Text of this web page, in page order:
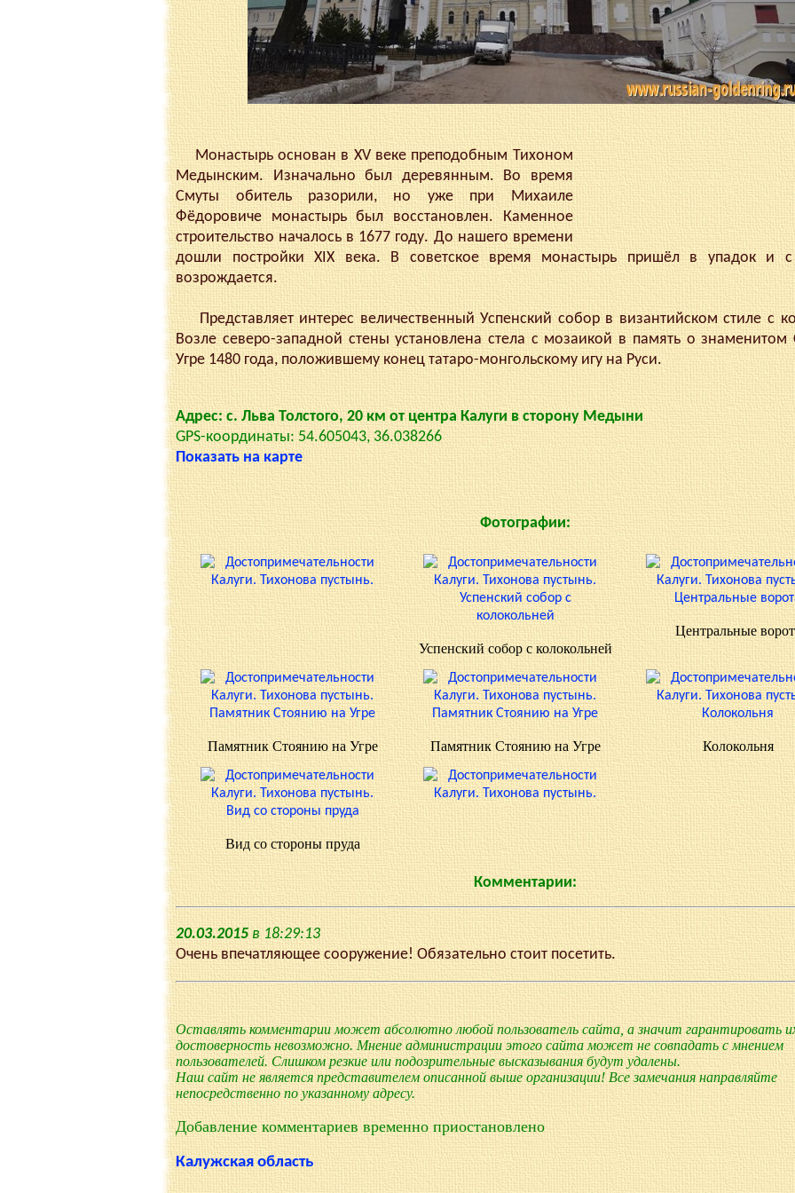
Монастырь основан в XV веке преподобным Тихоном
Медынским. Изначально был деревянным. Во время
Смуты обитель разорили, но уже при Михаиле
Фёдоровиче монастырь был восстановлен. Каменное
строительство началось в 1677 году. До нашего времени
дошли постройки XIX века. В советское время монастырь пришёл в упадок и
возрождается.
Представляет интерес величественный Успенский собор в византийском стиле с
Возле северо-западной стены установлена стела с мозаикой в память о знаменитом
Угре 1480 года, положившему конец татаро-монгольскому игу на Руси.
Адрес: с. Льва Толстого, 20 км от центра Калуги в сторону Медыни
GPS-координаты: 54.605043, 36.038266
Показать на карте
Фотографии:
Успенский собор с колокольней
Центральные
Памятник Стоянию на Угре Памятник Стоянию на Угре Колокольня
Вид со стороны пруда
Комментарии:
20.03.2015в 18:29:13
Очень впечатляющее сооружение! Обязательно стоит посетить.
Оставлять комментарии может абсолютно любой пользователь сайта, а значит гарантировать
достоверность невозможно. Мнение администрации этого сайта может не совпадать с мнением
пользователей. Слишком резкие или подозрительные высказывания будут удалены.
Наш сайт не является представителем описанной выше организации! Все замечания направляйте
непосредственно по указанному адресу.
Добавление комментариев временно приостановлено
Калужская область